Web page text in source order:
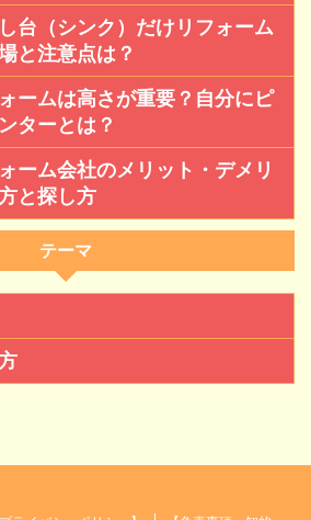
な補
ても
ま
既存
し、
の形
リフォーム補助金などを
紹介していきます。 ※沖
縄県で評判のキッチン
（台所）リフォーム業者
を一覧にしていますので
参考にして下さい。 沖縄
県の既存住宅のストック
は ...
台（シンク）だけリフォーム
と注意点は？
ームは高さが重要？自分にピ
ターとは？
ーム会社のメリット・デメリ
と探し方
テーマ